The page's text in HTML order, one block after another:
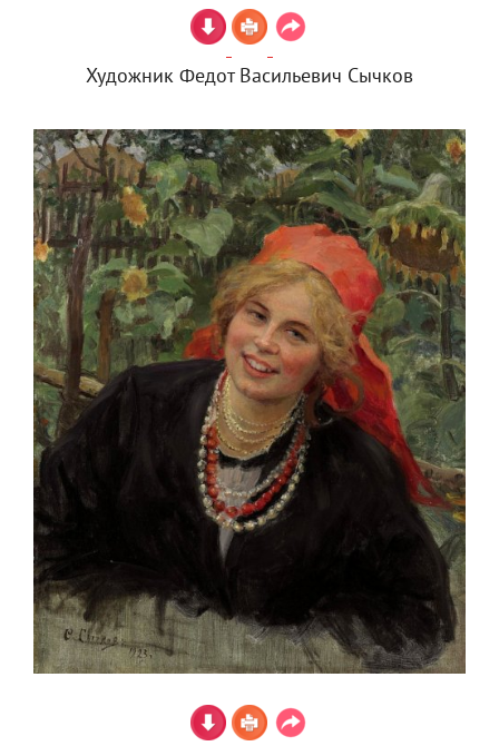
Художник Федот Васильевич Сычков